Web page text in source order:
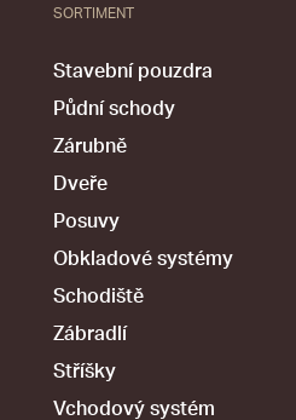
SORTIMENT
Stavební pouzdra
Půdní schody
Zárubně
Dveře
Posuvy
Obkladové systémy
Schodiště
Zábradlí
Stříšky
Vchodový systém